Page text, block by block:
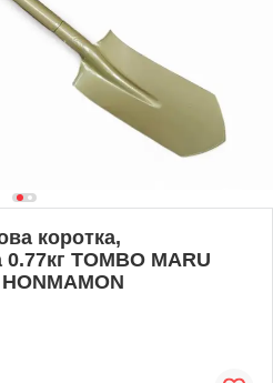
коротка,
TOMBO MARU